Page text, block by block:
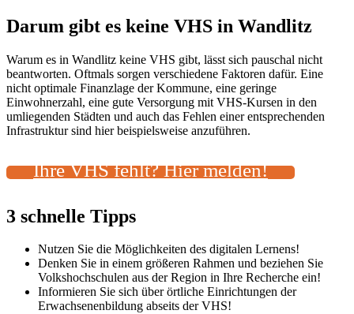
Darum gibt es keine VHS in Wandlitz
Warum es in Wandlitz keine VHS gibt, lässt sich pauschal nicht
beantworten. Oftmals sorgen verschiedene Faktoren dafür. Eine
nicht optimale Finanzlage der Kommune, eine geringe
Einwohnerzahl, eine gute Versorgung mit VHS-Kursen in den
umliegenden Städten und auch das Fehlen einer entsprechenden
Infrastruktur sind hier beispielsweise anzuführen.
Ihre VHS fehlt? Hier melden!
3 schnelle Tipps
Nutzen Sie die Möglichkeiten des digitalen Lernens!
Denken Sie in einem größeren Rahmen und beziehen Sie
Volkshochschulen aus der Region in Ihre Recherche ein!
Informieren Sie sich über örtliche Einrichtungen der
Erwachsenenbildung abseits der VHS!